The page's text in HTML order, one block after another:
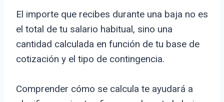
El importe que recibes durante una baja no es
el total de tu salario habitual, sino una
cantidad calculada en función de tu base de
cotización y el tipo de contingencia.
Comprender cómo se calcula te ayudará a